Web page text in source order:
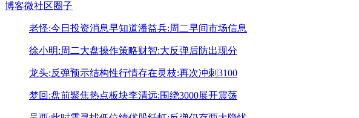
博客微社区圈子
老怪:今日投资消息早知道潘益兵:周二早间市场信息
徐小明:周二大盘操作策略财智:大反弹后防出现分
龙头:反弹预示结构性行情存在灵枝:再次冲刺3100
梦回:盘前聚焦热点板块李清远:围绕3000展开震荡